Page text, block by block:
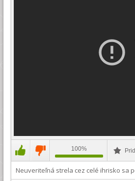
100%
Neuveriteľná strela cez celé ihrisko sa